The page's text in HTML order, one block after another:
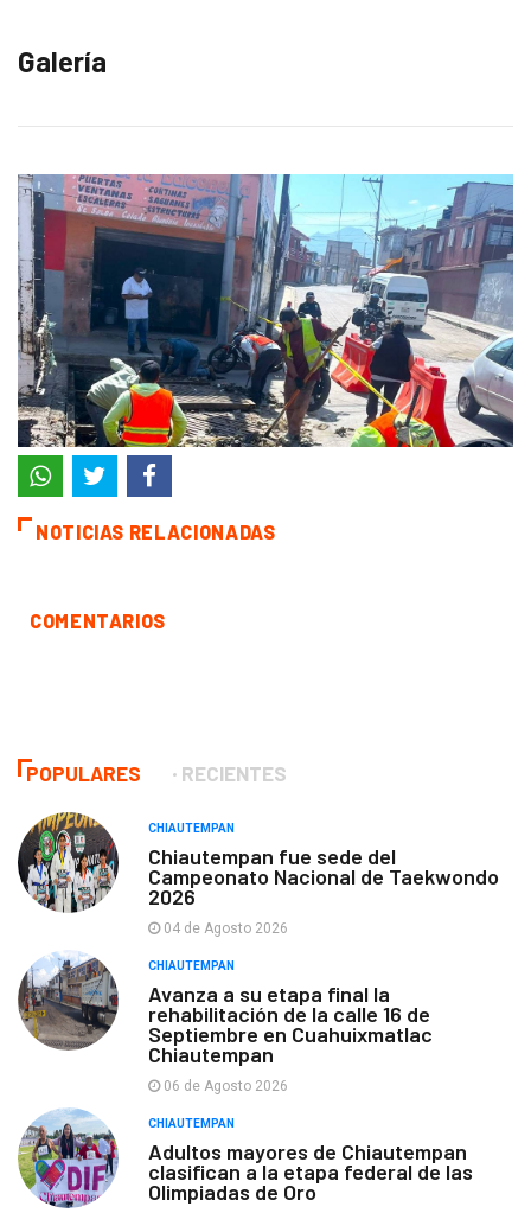
Galería
NOTICIAS RELACIONADAS
COMENTARIOS
POPULARES RECIENTES
CHIAUTEMPAN
Chiautempan fue sede del
Campeonato Nacional de Taekwondo
2026
04 de Agosto 2026
CHIAUTEMPAN
Avanza a su etapa final la
rehabilitación de la calle 16 de
Septiembre en Cuahuixmatlac
Chiautempan
06 de Agosto 2026
CHIAUTEMPAN
Adultos mayores de Chiautempan
clasifican a la etapa federal de las
Olimpiadas de Oro